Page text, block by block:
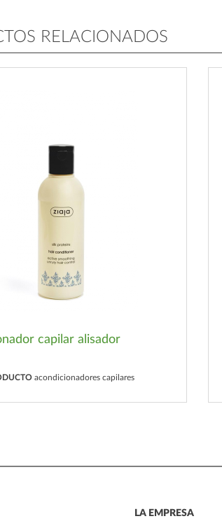
RELACIONADOS
capilar alisador
acondicionadores capilares
LA EMPRESA